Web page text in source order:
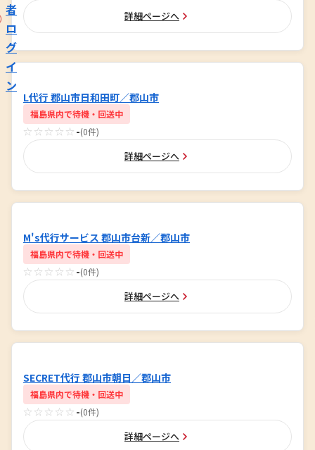
者
ロ
グ
イ
ン
詳細ページへ
L代行 郡山市日和田町／郡山市
福島県内で待機・回送中
☆☆☆☆☆ -(0件)
詳細ページへ
M's代行サービス 郡山市台新／郡山市
福島県内で待機・回送中
☆☆☆☆☆ -(0件)
詳細ページへ
SECRET代行 郡山市朝日／郡山市
福島県内で待機・回送中
☆☆☆☆☆ -(0件)
詳細ページへ